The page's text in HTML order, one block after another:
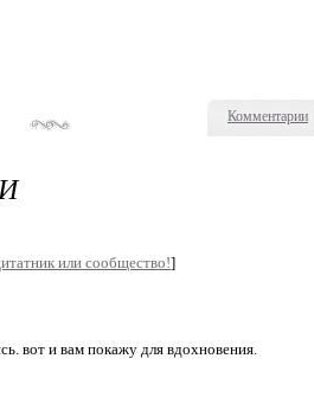
Комментарии
или сообщество!]
вот и вам покажу для вдохновения.